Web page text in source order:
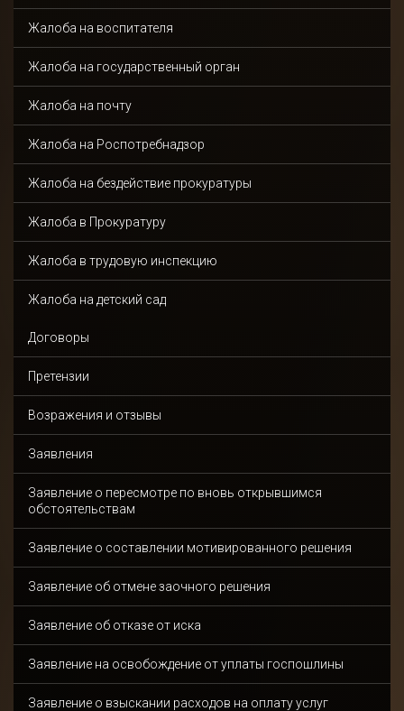
Жалоба на воспитателя
Жалоба на государственный орган
Жалоба на почту
Жалоба на Роспотребнадзор
Жалоба на бездействие прокуратуры
Жалоба в Прокуратуру
Жалоба в трудовую инспекцию
Жалоба на детский сад
Договоры
Претензии
Возражения и отзывы
Заявления
Заявление о пересмотре по вновь открывшимся
обстоятельствам
Заявление о составлении мотивированного решения
Заявление об отмене заочного решения
Заявление об отказе от иска
Заявление на освобождение от уплаты госпошлины
Заявление о взыскании расходов на оплату услуг